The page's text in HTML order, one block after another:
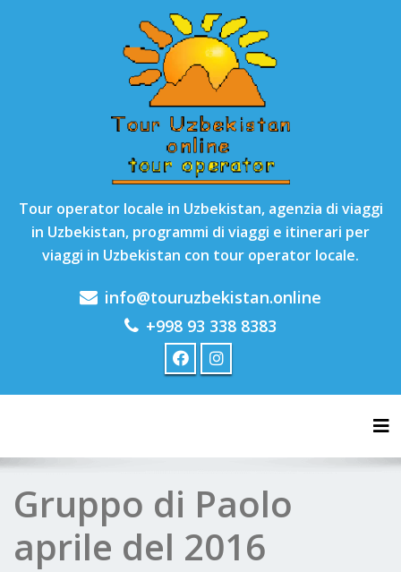
Tour operator locale in Uzbekistan, agenzia di viaggi
in Uzbekistan, programmi di viaggi e itinerari per
viaggi in Uzbekistan con tour operator locale.
info@touruzbekistan.online
+998 93 338 8383
Gruppo di Paolo
aprile del 2016